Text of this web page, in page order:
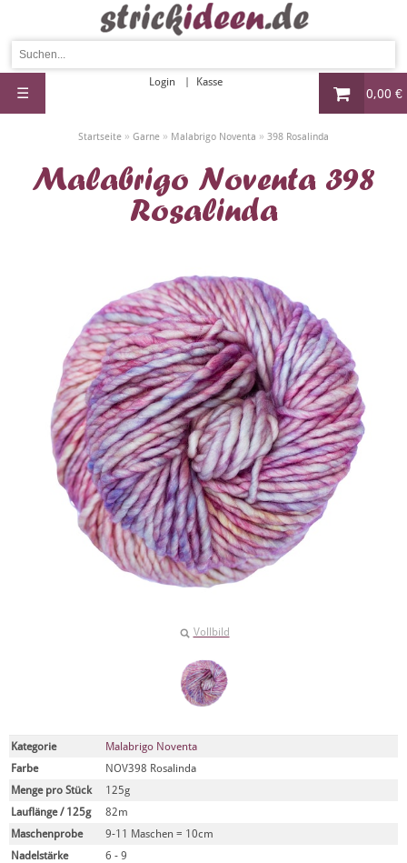
0,00 €
Login Kasse
☰
Startseite » Garne » Malabrigo Noventa » 398 Rosalinda
Malabrigo Noventa 398
Rosalinda
Vollbild
Kategorie
Malabrigo Noventa
Farbe
NOV398 Rosalinda
Menge pro Stück
125g
Lauflänge / 125g
82m
Maschenprobe
9-11 Maschen = 10cm
Nadelstärke
6 - 9